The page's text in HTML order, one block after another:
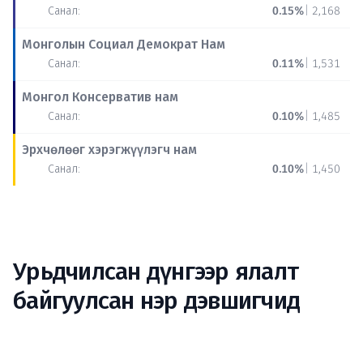
Санал: 0.15% 2,168
Монголын Социал Демократ Нам
Санал: 0.11% 1,531
Монгол Консерватив нам
Санал: 0.10% 1,485
Эрхчөлөөг хэрэгжүүлэгч нам
Санал: 0.10% 1,450
Урьдчилсан дүнгээр ялалт
байгуулсан нэр дэвшигчид